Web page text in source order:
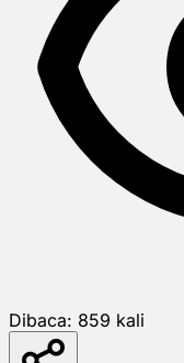
Dibaca: 859 kali